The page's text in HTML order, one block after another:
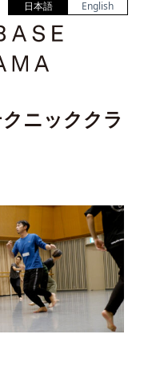
日本語 English
ニッククラ